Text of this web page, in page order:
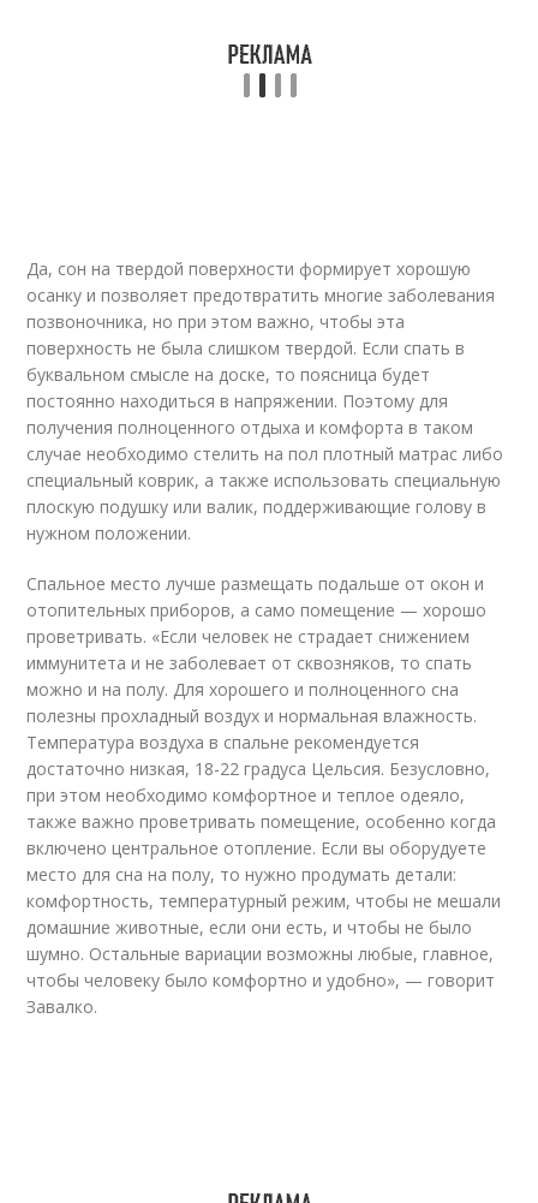
Да, сон на твердой поверхности формирует хорошую
осанку и позволяет предотвратить многие заболевания
позвоночника, но при этом важно, чтобы эта
поверхность не была слишком твердой. Если спать в
буквальном смысле на доске, то поясница будет
постоянно находиться в напряжении. Поэтому для
получения полноценного отдыха и комфорта в таком
случае необходимо стелить на пол плотный матрас либо
специальный коврик, а также использовать специальную
плоскую подушку или валик, поддерживающие голову в
нужном положении.
Спальное место лучше размещать подальше от окон и
отопительных приборов, а само помещение — хорошо
проветривать. «Если человек не страдает снижением
иммунитета и не заболевает от сквозняков, то спать
можно и на полу. Для хорошего и полноценного сна
полезны прохладный воздух и нормальная влажность.
Температура воздуха в спальне рекомендуется
достаточно низкая, 18-22 градуса Цельсия. Безусловно,
при этом необходимо комфортное и теплое одеяло,
также важно проветривать помещение, особенно когда
включено центральное отопление. Если вы оборудуете
место для сна на полу, то нужно продумать детали:
комфортность, температурный режим, чтобы не мешали
домашние животные, если они есть, и чтобы не было
шумно. Остальные вариации возможны любые, главное,
чтобы человеку было комфортно и удобно», — говорит
Завалко.